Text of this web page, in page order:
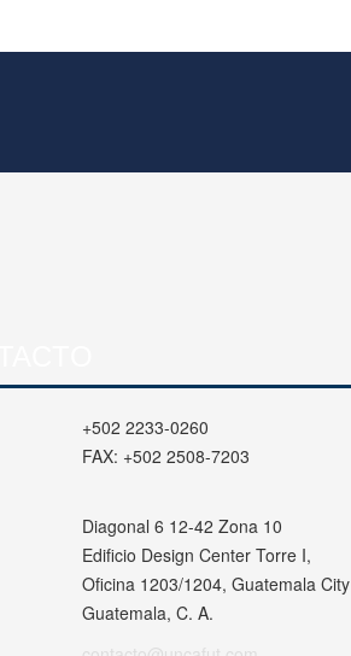
+502 2233-0260
FAX: +502 2508-7203
Diagonal 6 12-42 Zona 10
Edificio Design Center Torre I,
Oficina 1203/1204, Guatemala City
Guatemala, C. A.